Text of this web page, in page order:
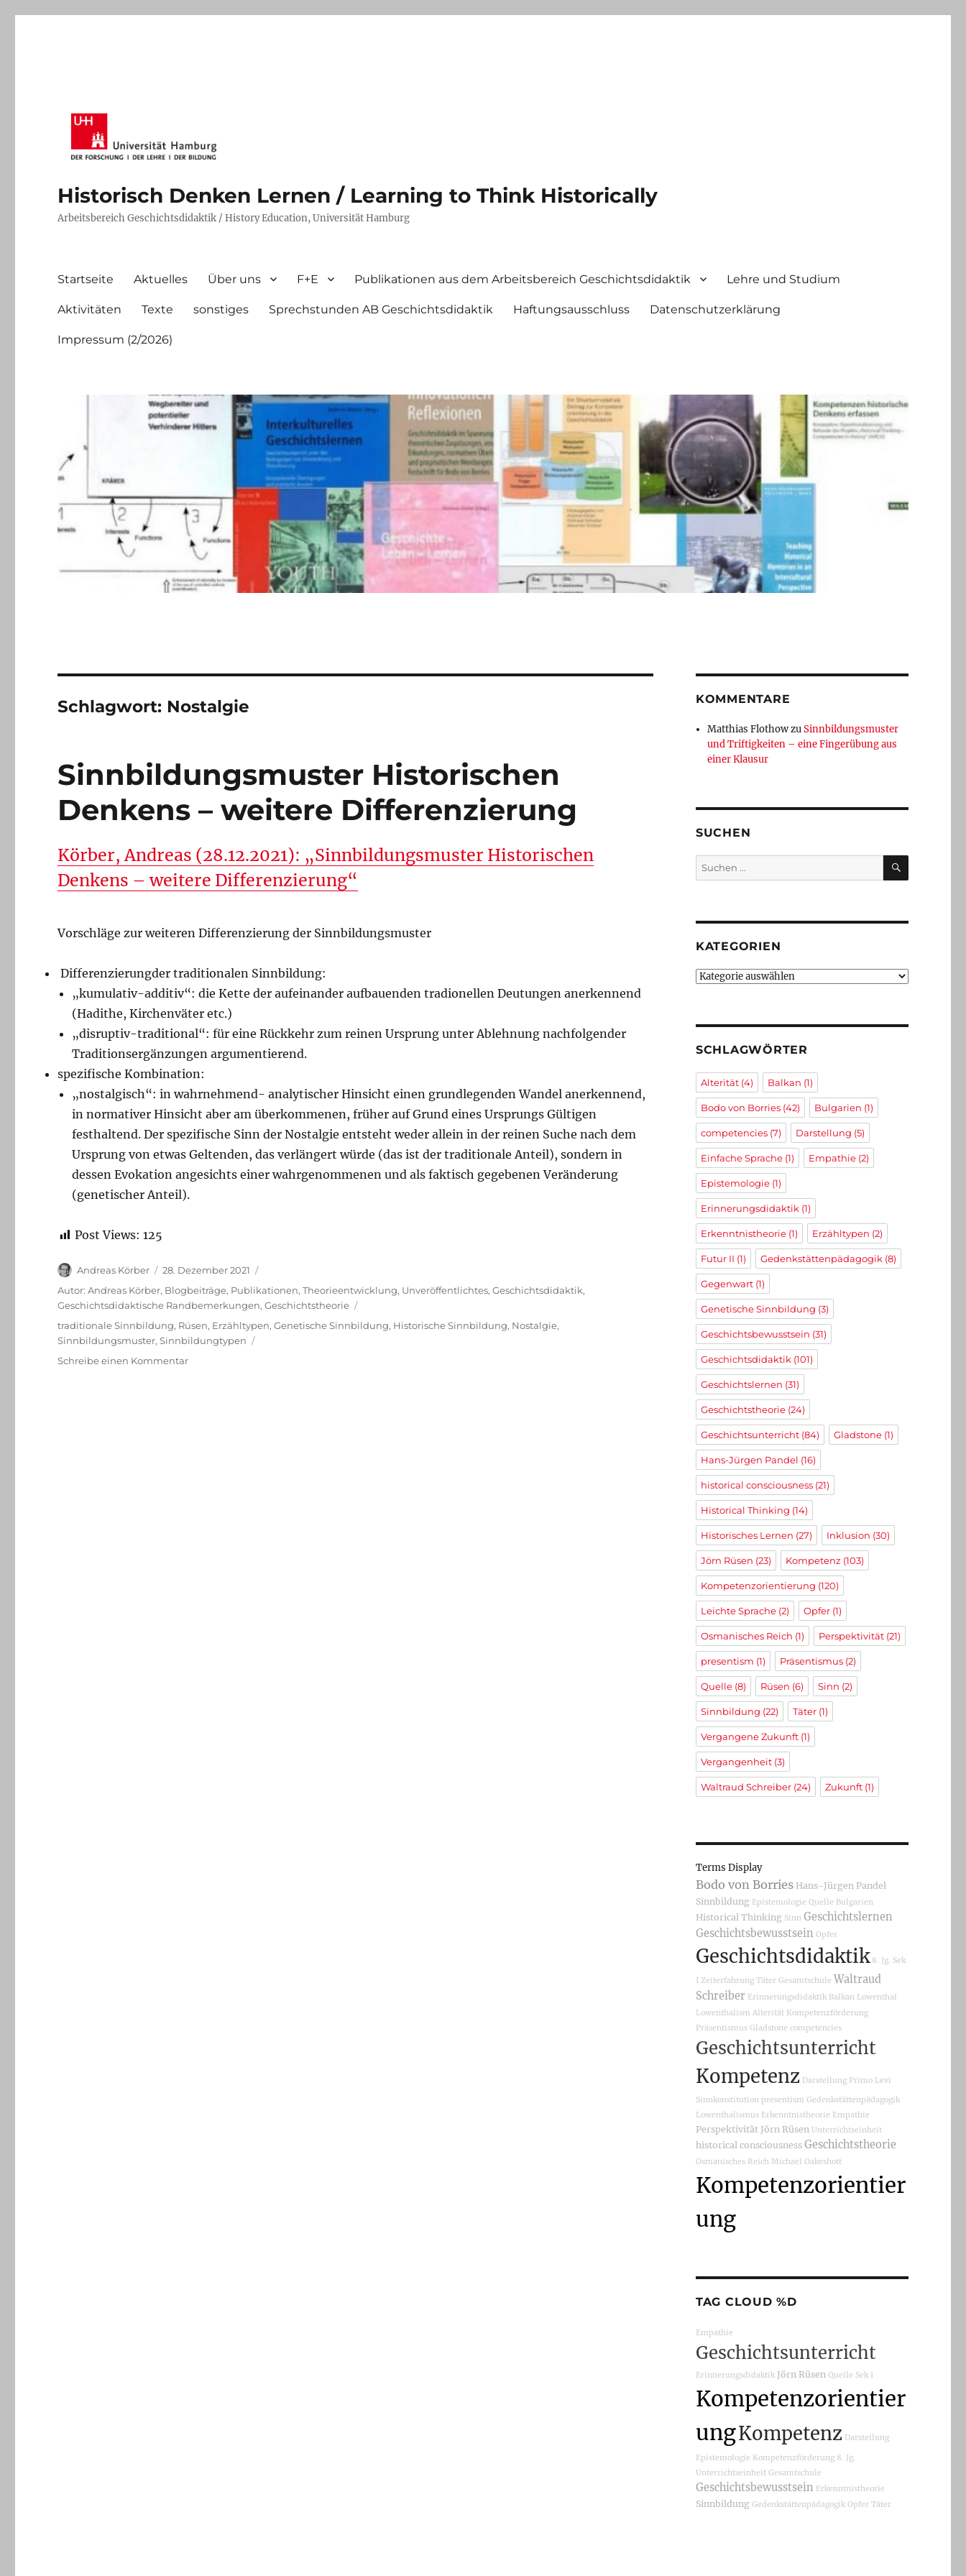
Historisch Denken Lernen / Learning to Think Historically
Arbeitsbereich Geschichtsdidaktik / History Education, Universität Hamburg
Startseite Aktuelles Über uns F+E Publikationen aus dem Arbeitsbereich Geschichtsdidaktik Lehre und Studium
Aktivitäten Texte sonstiges Sprechstunden AB Geschichtsdidaktik Haftungsausschluss Datenschutzerklärung
Impressum (2/2026)
Schlagwort: Nostalgie
Sinnbildungsmuster Historischen
Denkens – weitere Differenzierung
Körber, Andreas (28.12.2021): „Sinnbildungsmuster Historischen
Denkens – weitere Differenzierung“
Vorschläge zur weiteren Differenzierung der Sinnbildungsmuster
Differenzierungder traditionalen Sinnbildung:
„kumulativ-additiv“: die Kette der aufeinander aufbauenden tradionellen Deutungen anerkennend
(Hadithe, Kirchenväter etc.)
„disruptiv-traditional“: für eine Rückkehr zum reinen Ursprung unter Ablehnung nachfolgender
Traditionsergänzungen argumentierend.
spezifische Kombination:
„nostalgisch“: in wahrnehmend- analytischer Hinsicht einen grundlegenden Wandel anerkennend,
in normativer Hinsicht aber am überkommenen, früher auf Grund eines Ursprungs Gültigen
festhaltend. Der spezifische Sinn der Nostalgie entsteht weder allein in der reinen Suche nach dem
Ursprung von etwas Geltenden, das verlängert würde (das ist der traditionale Anteil), sondern in
dessen Evokation angesichts einer wahrgenommenen und als faktisch gegebenen Veränderung
(genetischer Anteil).
Post Views: 125
Autor
Andreas Körber
Veröffentlicht
am
28. Dezember 2021
Kategorien
Autor: Andreas Körber, Blogbeiträge, Publikationen,Theorieentwicklung, Unveröffentlichtes,Geschichtsdidaktik,
Geschichtsdidaktische Randbemerkungen,Geschichtstheorie
Schlagwörter
traditionale Sinnbildung, Rüsen, Erzähltypen,Genetische Sinnbildung, Historische Sinnbildung, Nostalgie,
Sinnbildungsmuster,Sinnbildungtypen
Schreibe einen Kommentarzu
KOMMENTARE
Matthias FlothowzuSinnbildungsmuster
und Triftigkeiten – eine Fingerübung aus
einer Klausur
SUCHEN
Suchen
nach:
SUCHEN
KATEGORIEN
Kategorien
SCHLAGWÖRTER
Alterität(4) Balkan (1)
Bodo von Borries(42) Bulgarien (1)
competencies(7) Darstellung (5)
Einfache Sprache(1) Empathie(2)
Epistemologie(1)
Erinnerungsdidaktik (1)
Erkenntnistheorie(1) Erzähltypen (2)
Futur II (1) Gedenkstättenpädagogik (8)
Gegenwart(1)
Genetische Sinnbildung (3)
Geschichtsbewusstsein (31)
Geschichtsdidaktik (101)
Geschichtslernen (31)
Geschichtstheorie(24)
Geschichtsunterricht(84) Gladstone(1)
Hans-Jürgen Pandel (16)
historical consciousness(21)
Historical Thinking (14)
Historisches Lernen (27) Inklusion (30)
Jörn Rüsen (23) Kompetenz (103)
Kompetenzorientierung (120)
Leichte Sprache(2) Opfer(1)
Osmanisches Reich (1) Perspektivität(21)
presentism (1) Präsentismus(2)
Quelle(8) Rüsen (6) Sinn (2)
Sinnbildung (22) Täter(1)
Vergangene Zukunft(1)
Vergangenheit(3)
Waltraud Schreiber(24) Zukunft(1)
Terms Display
Bodo von Borries Hans-Jürgen Pandel
Sinnbildung Epistemologie Quelle Bulgarien
Historical Thinking Sinn Geschichtslernen
Geschichtsbewusstsein Opfer
Geschichtsdidaktik 8. Jg. Sek
Zeiterfahrung Täter Gesamtschule Waltraud
Schreiber Erinnerungsdidaktik Balkan Lowenthal
Lowenthalism Alterität Kompetenzförderung
Präsentismus Gladstone competencies
Geschichtsunterricht
Kompetenz Darstellung Primo Levi
Sinnkonstitution presentism Gedenkstättenpädagogik
Lowenthalismus Erkenntnistheorie Empathie
Perspektivität Jörn Rüsen Unterrichtseinheit
historical consciousness Geschichtstheorie
Osmanisches Reich Michael Oakeshott
Kompetenzorientier
ung
TAG CLOUD %D
Empathie
Geschichtsunterricht
Erinnerungsdidaktik Jörn Rüsen Quelle Sek I
Kompetenzorientier
ungKompetenz Darstellung
Epistemologie Kompetenzförderung 8. Jg.
Unterrichtseinheit Gesamtschule
Geschichtsbewusstsein Erkenntnistheorie
Sinnbildung Gedenkstättenpädagogik Opfer Täter